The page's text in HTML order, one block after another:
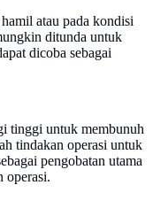
atau pada kondisi
ditunda untuk
dicoba sebagai
tinggi untuk membunuh
tindakan operasi untuk
pengobatan utama
operasi.